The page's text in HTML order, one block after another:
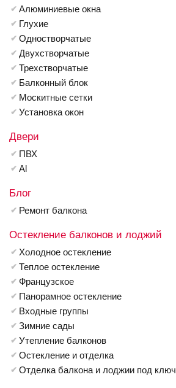
Алюминиевые окна
Глухие
Одностворчатые
Двухстворчатые
Трехстворчатые
Балконный блок
Москитные сетки
Установка окон
Двери
ПВХ
Al
Блог
Ремонт балкона
Остекление балконов и лоджий
Холодное остекление
Теплое остекление
Французское
Панорамное остекление
Входные группы
Зимние сады
Утепление балконов
Остекление и отделка
Отделка балкона и лоджии под ключ